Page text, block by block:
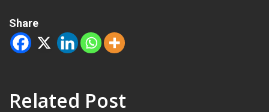
Share
Related Post